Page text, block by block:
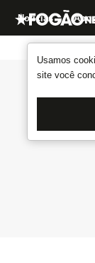
Usamos
site você
Notícias